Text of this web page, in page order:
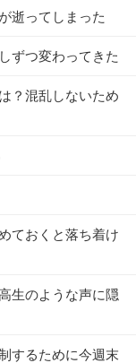
逝ってしまった
ずつ変わってきた
？混乱しないため
ておくと落ち着け
生のような声に隠
するために今週末